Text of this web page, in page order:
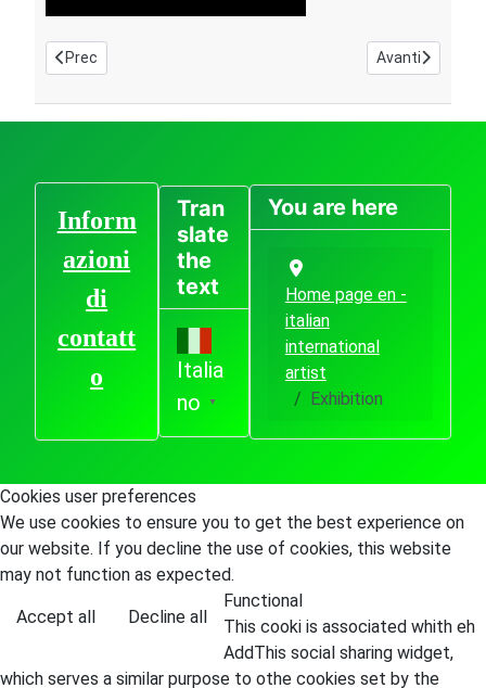
Articolo precedente: Intervista - artista e storici dell'arte
Prec Articolo
Avanti
Inform
azioni
di
contatt
o
Tran
slate
the
text
Italia
no
▼
You are here
Home page en -
italian
international
artist
Exhibition
Cookies user preferences
We use cookies to ensure you to get the best experience on
our website. If you decline the use of cookies, this website
may not function as expected.
Accept all Decline all
Functional
This cooki is associated whith eh
AddThis social sharing widget,
which serves a similar purpose to othe cookies set by the